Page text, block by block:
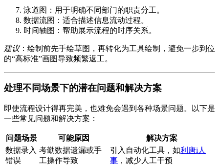
泳道图：用于明确不同部门的职责分工。
数据流图：适合描述信息流动过程。
时间轴图：帮助展示流程的时序关系。
建议：绘制前先手绘草图，再转化为工具绘制，避免一步到位
的“高标准”画图导致频繁返工。
处理不同场景下的潜在问题和解决方案
即使流程设计得再完美，也难免会遇到各种场景问题。以下是
一些常见问题和解决方案：
问题场景 可能原因
解决方案
数据录入
错误
考勤数据遗漏或手
工操作导致
引入自动化工具，如利唐i人
事 ，减少人工干预